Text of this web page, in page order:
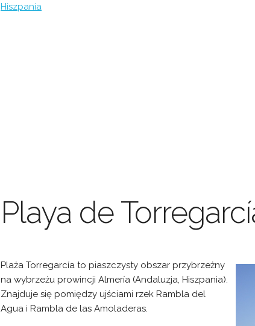
Hiszpania
Playa de
Plaża Torregarcía to piaszczysty obszar przybrzeżny
na wybrzeżu prowincji Almería (Andaluzja, Hiszpania).
Znajduje się pomiędzy ujściami rzek Rambla del
Agua i Rambla de las Amoladeras.